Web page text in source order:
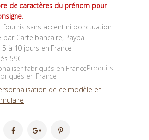
de caractères du prénom pour
fournis sans accent ni ponctuation
par Carte bancaire, Paypal
à 10 jours en France
59€
Produits
en France
de ce modèle en